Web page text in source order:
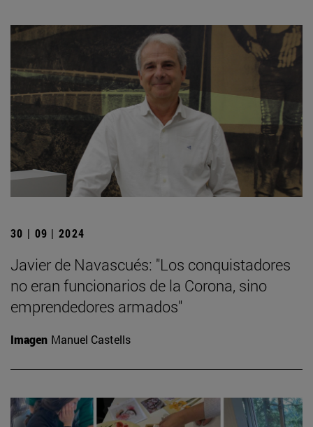
30 | 09 | 2024
Javier de Navascués: "Los conquistadores
no eran funcionarios de la Corona, sino
emprendedores armados"
Imagen Manuel Castells